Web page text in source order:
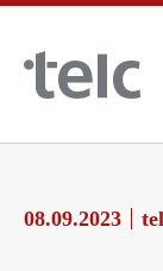
Skip to main content
08.09.2023